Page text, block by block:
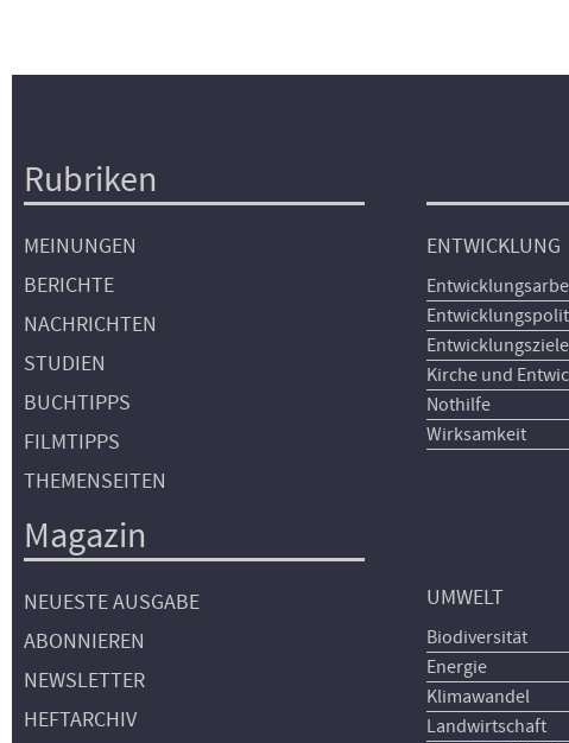
Hauptnavigation
Rubriken
MEINUNGEN
BERICHTE
NACHRICHTEN
STUDIEN
BUCHTIPPS
FILMTIPPS
THEMENSEITEN
Magazin
NEUESTE AUSGABE
ABONNIEREN
NEWSLETTER
HEFTARCHIV
ENTWICKLUNG
Entwicklungsziele
Kirche und
Nothilfe
Wirksamkeit
UMWELT
Biodiversität
Energie
Klimawandel
Landwirtschaft